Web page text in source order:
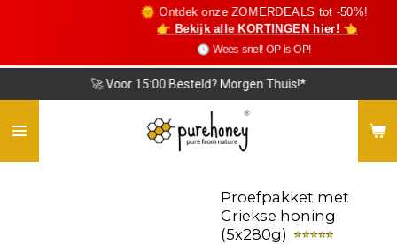
🌞 Ontdek onze ZOMERDEALS tot -50%!
👉 Bekijk alle KORTINGEN hier! 👈
🕓 Wees snel! OP is OP!
🚀 Voor 15:00 Besteld? Morgen Thuis!*
Proefpakket met
Griekse honing
(5x280g)